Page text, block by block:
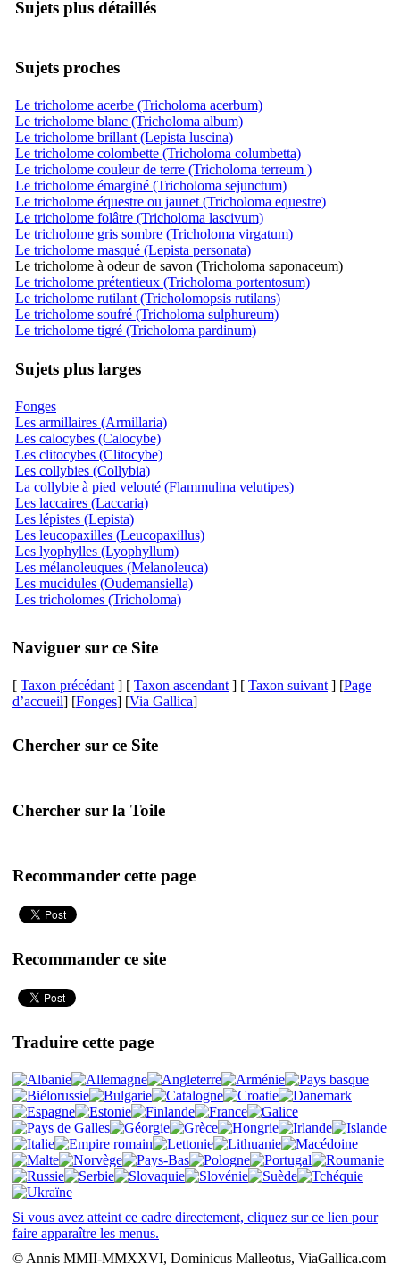
Sujets plus détaillés
Sujets proches
Le tricholome acerbe (Tricholoma acerbum)
Le tricholome blanc (Tricholoma album)
Le tricholome brillant (Lepista luscina)
Le tricholome colombette (Tricholoma columbetta)
Le tricholome couleur de terre (Tricholoma terreum )
Le tricholome émarginé (Tricholoma sejunctum)
Le tricholome équestre ou jaunet (Tricholoma equestre)
Le tricholome folâtre (Tricholoma lascivum)
Le tricholome gris sombre (Tricholoma virgatum)
Le tricholome masqué (Lepista personata)
Le tricholome à odeur de savon (Tricholoma saponaceum)
Le tricholome prétentieux (Tricholoma portentosum)
Le tricholome rutilant (Tricholomopsis rutilans)
Le tricholome soufré (Tricholoma sulphureum)
Le tricholome tigré (Tricholoma pardinum)
Sujets plus larges
Fonges
Les armillaires (Armillaria)
Les calocybes (Calocybe)
Les clitocybes (Clitocybe)
Les collybies (Collybia)
La collybie à pied velouté (Flammulina velutipes)
Les laccaires (Laccaria)
Les lépistes (Lepista)
Les leucopaxilles (Leucopaxillus)
Les lyophylles (Lyophyllum)
Les mélanoleuques (Melanoleuca)
Les mucidules (Oudemansiella)
Les tricholomes (Tricholoma)
Naviguer sur ce Site
[ Taxon précédant ] [ Taxon ascendant ] [ Taxon suivant ] [Page
d’accueil] [Fonges] [Via Gallica]
Chercher sur ce Site
Chercher sur la Toile
Recommander cette page
Recommander ce site
Traduire cette page
Si vous avez atteint ce cadre directement, cliquez sur ce lien pour
faire apparaître les menus.
© Annis MMII-MMXXVI, Dominicus Malleotus, ViaGallica.com